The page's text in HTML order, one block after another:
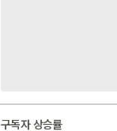
구독자 상승률